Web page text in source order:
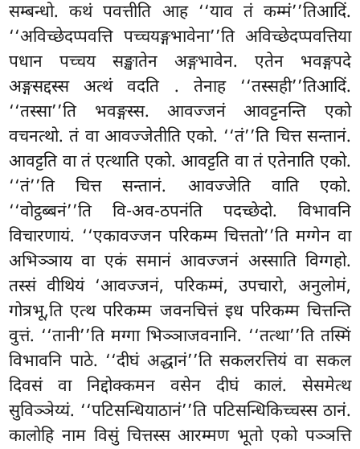
सम्बन्धो. कथं पवत्तीति आह ‘‘याव तं कम्मं’’तिआदिं.
‘‘अविच्छेदप्पवत्ति पच्चयङ्गभावेना’’ति अविच्छेदप्पवत्तिया
पधान पच्चय सङ्खातेन अङ्गभावेन. एतेन भवङ्गपदे
अङ्गसद्दस्स अत्थं वदति . तेनाह ‘‘तस्सही’’तिआदिं.
‘‘तस्सा’’ति भवङ्गस्स. आवज्जनं आवट्टनन्ति एको
वचनत्थो. तं वा आवज्जेतीति एको. ‘‘तं’’ति चित्त सन्तानं.
आवट्टति वा तं एत्थाति एको. आवट्टति वा तं एतेनाति एको.
‘‘तं’’ति चित्त सन्तानं. आवज्जेति वाति एको.
‘‘वोट्ठब्बनं’’ति वि-अव-ठपनंति पदच्छेदो. विभावनि
विचारणायं. ‘‘एकावज्जन परिकम्म चित्ततो’’ति मग्गेन वा
अभिञ्ञाय वा एकं समानं आवज्जनं अस्साति विग्गहो.
तस्सं वीथियं ‘आवज्जनं, परिकम्मं, उपचारो, अनुलोमं,
गोत्रभू,ति एत्थ परिकम्म जवनचित्तं इध परिकम्म चित्तन्ति
वुत्तं. ‘‘तानी’’ति मग्गा भिञ्ञाजवनानि. ‘‘तत्था’’ति तस्मिं
विभावनि पाठे. ‘‘दीघं अद्धानं’’ति सकलरत्तियं वा सकल
दिवसं वा निद्दोक्कमन वसेन दीघं कालं. सेसमेत्थ
सुविञ्ञेय्यं. ‘‘पटिसन्धियाठानं’’ति पटिसन्धिकिच्चस्स ठानं.
कालोहि नाम विसुं चित्तस्स आरम्मण भूतो एको पञ्ञत्ति